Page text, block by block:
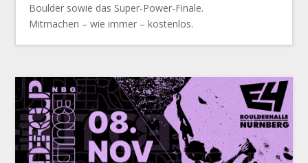
Boulder sowie das Super-Power-Finale.
Mitmachen – wie immer – kostenlos.